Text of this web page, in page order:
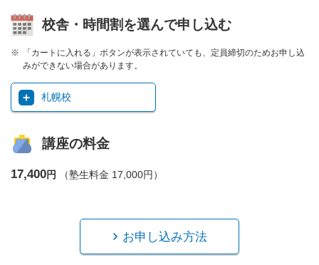
校舎・時間割を選んで申し込む
「カートに入れる」ボタンが表示されていても、定員締切のためお申し込
みができない場合があります。
札幌校
講座の料金
17,400円 （塾生料金 17,000円）
お申し込み方法